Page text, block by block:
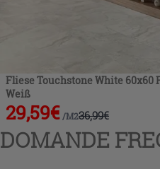
Fliese Touchstone White
Weiß
29,59€ /M236,99€
DOMANDE